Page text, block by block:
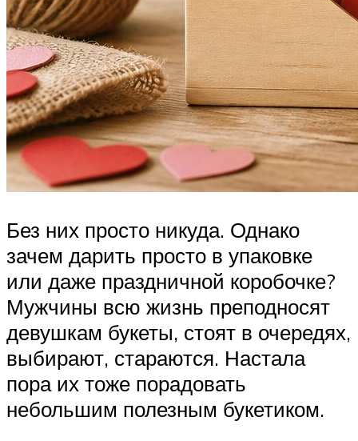
Без них просто никуда. Однако
зачем дарить просто в упаковке
или даже праздничной коробочке?
Мужчины всю жизнь преподносят
девушкам букеты, стоят в очередях,
выбирают, стараются. Настала
пора их тоже порадовать
небольшим полезным букетиком.